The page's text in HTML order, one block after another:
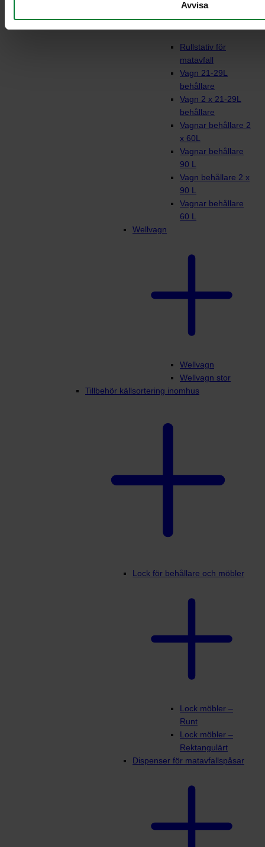
Avvisa
Rullstativ för
matavfall
Vagn 21-29L
behållare
Vagn 2 x 21-29L
behållare
Vagnar behållare 2
x 60L
Vagnar behållare
90 L
Vagn behållare 2 x
90 L
Vagnar behållare
60 L
Wellvagn
Wellvagn
Wellvagn stor
Tillbehör källsortering inomhus
Lock för behållare och möbler
Lock möbler –
Runt
Lock möbler –
Rektangulärt
Dispenser för matavfallspåsar